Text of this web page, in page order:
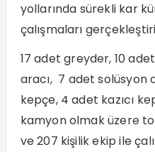
yollarında sürekli kar
çalışmaları
17 adet greyder, 10
aracı, 7 adet solüsyon
kepçe, 4 adet kazıcı
kamyon olmak üzere
ve 207 kişilik ekip ile